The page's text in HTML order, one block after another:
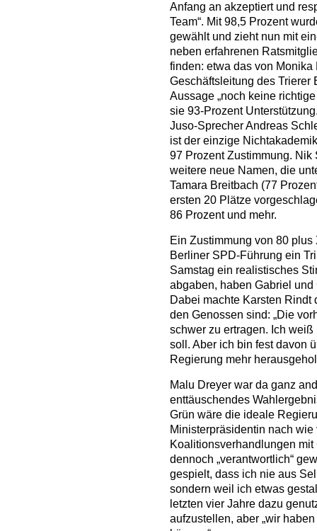
Anfang an akzeptiert und
Team“. Mit 98,5 Prozent
gewählt und zieht nun mit
neben erfahrenen
finden: etwa das von
Geschäftsleitung des Trierer
Aussage „noch keine
sie 93-Prozent
Juso-Sprecher Andreas
ist der einzige
97 Prozent Zustimmung.
weitere neue Namen, die
Tamara Breitbach (77
ersten 20 Plätze
86 Prozent und mehr.
Ein Zustimmung von 80
Berliner SPD-Führung ein
Samstag ein realistisches
abgaben, haben Gabriel
Dabei machte Karsten
den Genossen sind: „Die
schwer zu ertragen. Ich
soll. Aber ich bin fest davon
Regierung mehr
Malu Dreyer war da ganz
enttäuschendes
Grün wäre die ideale
Ministerpräsidentin nach
Koalitionsverhandlungen
dennoch „verantwortlich“
gespielt, dass ich nie aus
sondern weil ich etwas
letzten vier Jahre dazu
aufzustellen, aber „wir